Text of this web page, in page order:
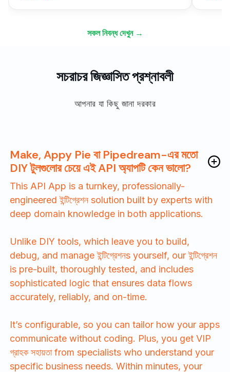
সকল নিবন্ধ দেখুন →
সচরাচর জিজ্ঞাসিত প্রশ্নাবলী
আপনার যা কিছু জানা দরকার
Make, Appy Pie বা Pipedream-এর মতো
DIY টুলগুলোর চেয়ে এই API অ্যাপটি কেন ভালো?
This API App is a turnkey, professionally-
engineered ইন্টিগ্রেশন solution built by experts with
deep domain knowledge in both applications.
Unlike DIY tools, which leave you to build,
debug, and manage ইন্টিগ্রেশনs yourself, our ইন্টিগ্রেশন
is pre-built, thoroughly tested, and includes
sophisticated logic that ensures data flows
accurately, reliably, and on-time.
It’s configurable, so you can tailor how your apps
communicate without coding. Plus, you get VIP
গ্রাহক সহায়তা from specialists who understand your
specific business needs. Within minutes, your